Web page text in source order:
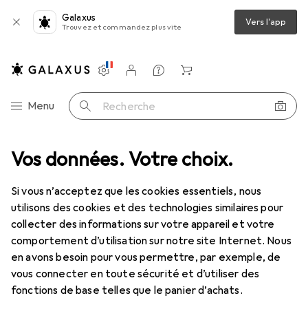
Vos données. Votre choix.
Si vous n’acceptez que les cookies essentiels, nous
utilisons des cookies et des technologies similaires pour
collecter des informations sur votre appareil et votre
comportement d’utilisation sur notre site Internet. Nous
en avons besoin pour vous permettre, par exemple, de
vous connecter en toute sécurité et d’utiliser des
fonctions de base telles que le panier d’achats.
Galaxus
Trouvez et commandez plus vite Vers l'app
Navigation par catégorie
Menu Recherche
Paramètres
Compte client
Listes de comparaison
Listes d'envies
Panier
Studios photo : accessoires Boîte à lumière + réflecteur
Déstockage Boîte à lumière +
réflecteur